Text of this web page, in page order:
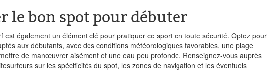
le bon spot pour débuter
est également un élément clé pour pratiquer ce sport en toute sécurité. Optez pour
aux débutants, avec des conditions météorologiques favorables, une plage
de manœuvrer aisément et une eau peu profonde. Renseignez-vous auprès
sur les spécificités du spot, les zones de navigation et les éventuels